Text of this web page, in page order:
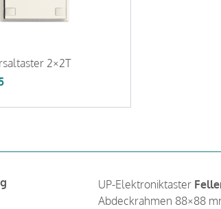
2×2T
UP-Elektroniktaster
Abdeckrahmen 88×88